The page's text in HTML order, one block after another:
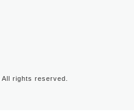
All rights reserved.